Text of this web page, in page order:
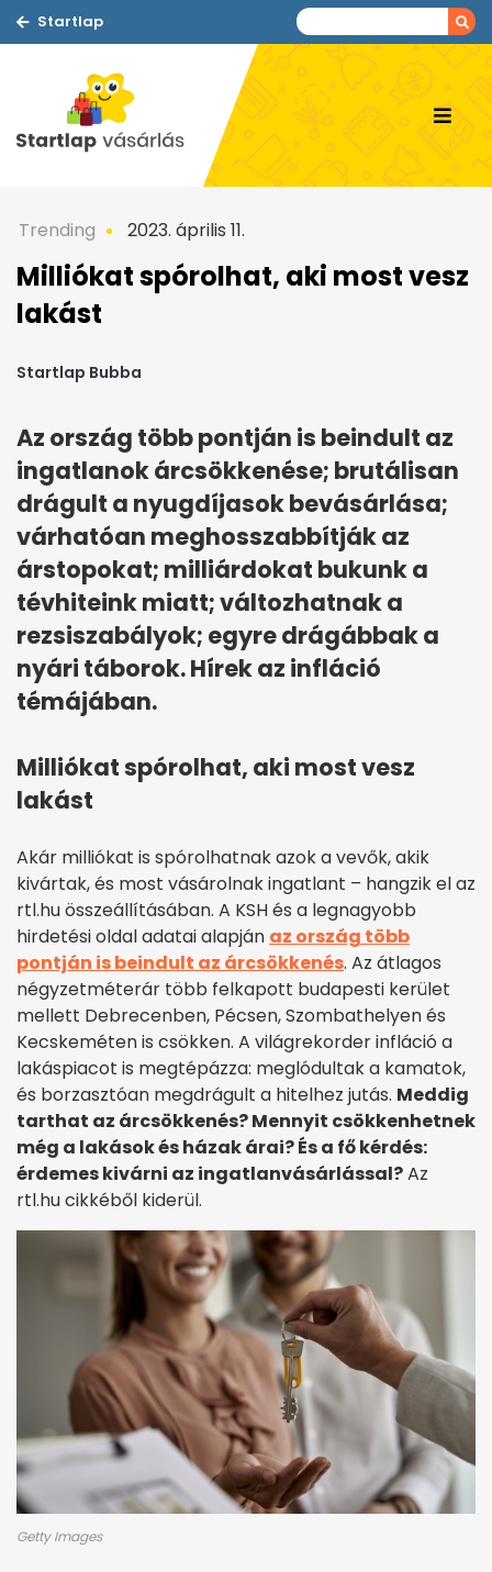
Startlap
Trending 2023. április 11.
Milliókat spórolhat, aki most vesz
lakást
Startlap Bubba
Az ország több pontján is beindult az
ingatlanok árcsökkenése; brutálisan
drágult a nyugdíjasok bevásárlása;
várhatóan meghosszabbítják az
árstopokat; milliárdokat bukunk a
tévhiteink miatt; változhatnak a
rezsiszabályok; egyre drágábbak a
nyári táborok. Hírek az infláció
témájában.
Milliókat spórolhat, aki most vesz
lakást
Akár milliókat is spórolhatnak azok a vevők, akik
kivártak, és most vásárolnak ingatlant – hangzik el az
rtl.hu összeállításában. A KSH és a legnagyobb
hirdetési oldal adatai alapján az ország több
pontján is beindult az árcsökkenés. Az átlagos
négyzetméterár több felkapott budapesti kerület
mellett Debrecenben, Pécsen, Szombathelyen és
Kecskeméten is csökken. A világrekorder infláció a
lakáspiacot is megtépázza: meglódultak a kamatok,
és borzasztóan megdrágult a hitelhez jutás. Meddig
tarthat az árcsökkenés? Mennyit csökkenhetnek
még a lakások és házak árai? És a fő kérdés:
érdemes kivárni az ingatlanvásárlással?Az
rtl.hu cikkéből kiderül.
Getty Images